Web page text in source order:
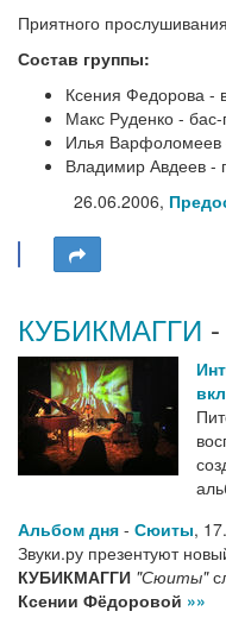
Приятного
Состав группы:
Ксения Федорова -
Макс Руденко - бас-
Илья Варфоломеев
Владимир Авдеев -
26.06.2006,
КУБИКМАГГИ
Альбом дня - Сюиты,
Звуки.ру презентуют
КУБИКМАГГИ "Сюиты"
Ксении Фёдоровой »»